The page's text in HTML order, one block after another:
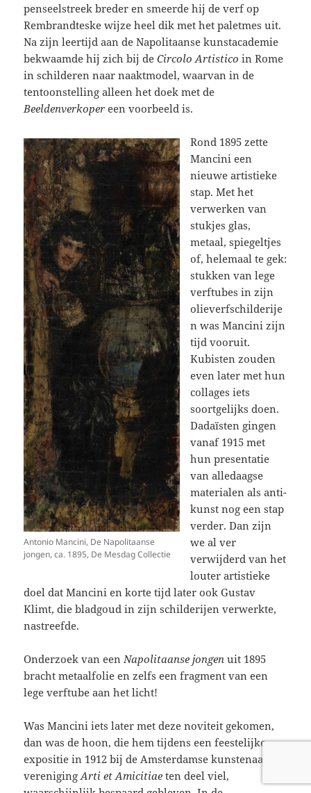
penseelstreek breder en smeerde hij de verf op
Rembrandteske wijze heel dik met het paletmes uit.
Na zijn leertijd aan de Napolitaanse kunstacademie
bekwaamde hij zich bij deCircolo Artistico in Rome
in schilderen naar naaktmodel, waarvan in de
tentoonstelling alleen het doek met de
Beeldenverkoper een voorbeeld is.
Antonio Mancini, De Napolitaanse
jongen, ca. 1895, De Mesdag Collectie
Rond 1895 zette
Mancini een
nieuwe artistieke
stap. Met het
verwerken van
stukjes glas,
metaal, spiegeltjes
of, helemaal te gek:
stukken van lege
verftubes in zijn
olieverfschilderije
n was Mancini zijn
tijd vooruit.
Kubisten zouden
even later met hun
collages iets
soortgelijks doen.
Dadaïsten gingen
vanaf 1915 met
hun presentatie
van alledaagse
materialen als anti-
kunst nog een stap
verder. Dan zijn
we al ver
verwijderd van het
louter artistieke
doel dat Mancini en korte tijd later ook Gustav
Klimt, die bladgoud in zijn schilderijen verwerkte,
nastreefde.
Onderzoek van een Napolitaanse jongen uit 1895
bracht metaalfolie en zelfs een fragment van een
lege verftube aan het licht!
Was Mancini iets later met deze noviteit gekomen,
dan was de hoon, die hem tijdens een feestelijke
expositie in 1912 bij de Amsterdamse kunstenaars
verenigingArti et Amicitiae ten deel viel,